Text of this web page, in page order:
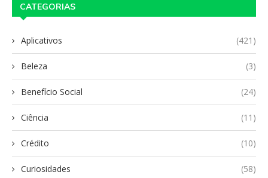
CATEGORIAS
Aplicativos (421)
Beleza (3)
Benefício Social (24)
Ciência (11)
Crédito (10)
Curiosidades (58)